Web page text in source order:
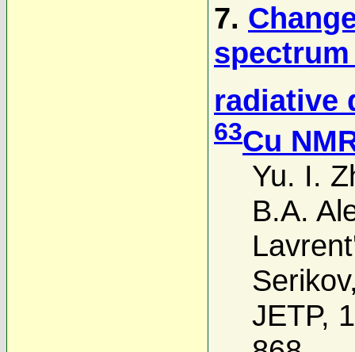
7.
radiative
63Cu
Yu. I.
B.A.
Serikov
JETP,